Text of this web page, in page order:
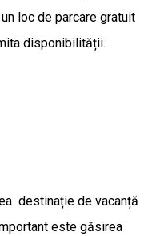
loc de parcare gratuit
disponibilității.
destinație de vacanță
este găsirea